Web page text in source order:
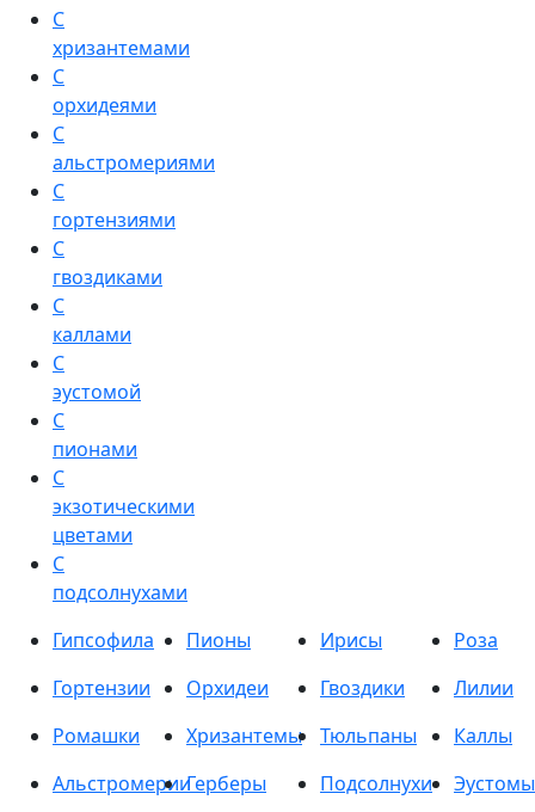
С
хризантемами
С
орхидеями
С
альстромериями
С
гортензиями
С
гвоздиками
С
каллами
С
эустомой
С
пионами
С
экзотическими
цветами
С
подсолнухами
Гипсофила
Пионы Ирисы
Роза
Гортензии
Орхидеи Гвоздики
Лилии
Ромашки
Хризантемы Тюльпаны
Каллы
АльстромерииГерберы Подсолнухи
Эустомы